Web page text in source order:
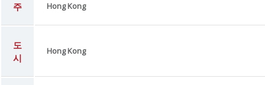
주 Hong Kong
도
시
Hong Kong